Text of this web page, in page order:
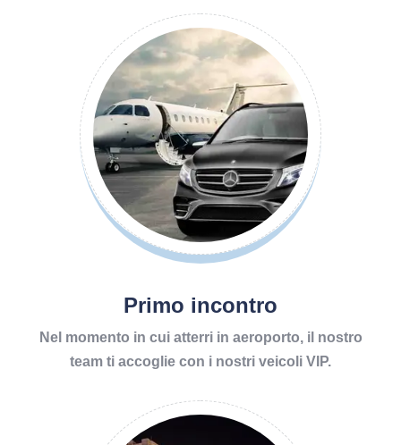
Primo incontro
Nel momento in cui atterri in aeroporto, il nostro
team ti accoglie con i nostri veicoli VIP.